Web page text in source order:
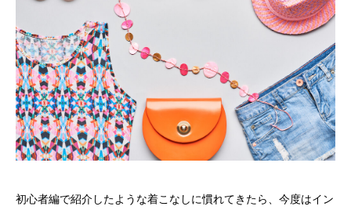
初心者編で紹介したような着こなしに慣れてきたら、今度はイン